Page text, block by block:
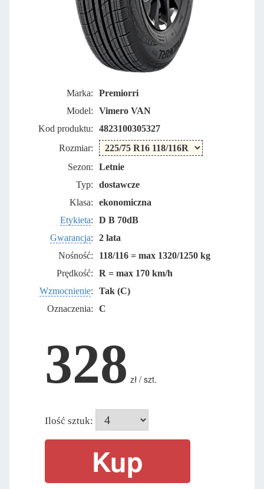
Marka:
Premiorri
Model:
Vimero VAN
Kod produktu:
4823100305327
Rozmiar:
Sezon:
Letnie
Typ:
dostawcze
Klasa:
ekonomiczna
Etykieta:
D B 70dB
Gwarancja:
2 lata
Nośność:
118/116 = max 1320/1250 kg
Prędkość:
R = max 170 km/h
Wzmocnienie:
Tak (C)
Oznaczenia:
C
328 zł / szt.
Ilość sztuk: